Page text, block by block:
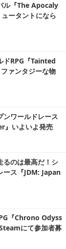
ル『The Apocaly
ータントになら
ドRPG『Tainted
ァンタジーな物
ンワールドレース
』いよいよ発売
るのは最高だ！シ
ース『JDM: Japan
『Chrono Odyss
にて参加者募